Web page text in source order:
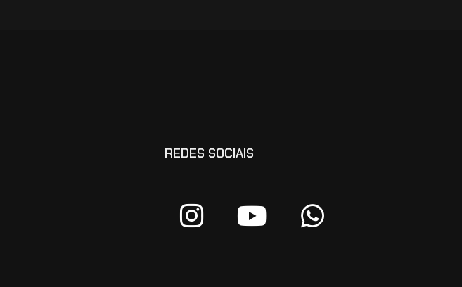
REDES SOCIAIS